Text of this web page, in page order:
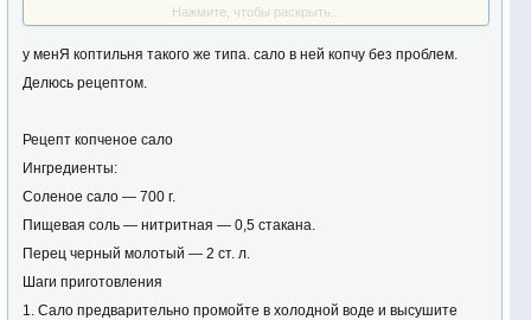
надеваем на штуцер, второй выводим на улицу, в моем случае
это форточка.
Нажмите, чтобы раскрыть...
у менЯ коптильня такого же типа. сало в ней копчу без проблем.
Делюсь рецептом.
Рецепт копченое сало
Ингредиенты:
Соленое сало — 700 г.
Пищевая соль — нитритная — 0,5 стакана.
Перец черный молотый — 2 ст. л.
Шаги приготовления
1. Сало предварительно промойте в холодной воде и высушите